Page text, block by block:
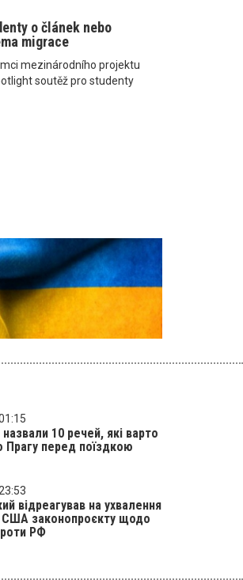
o článek nebo
migrace
mezinárodního projektu
soutěž pro studenty
10 речей, які варто
Прагу перед поїздкою
відреагував на ухвалення
законопроєкту щодо
РФ